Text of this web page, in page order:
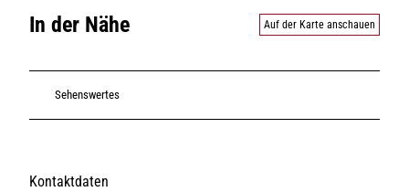
In der Nähe Auf der Karte anschauen
Sehenswertes
Kontaktdaten